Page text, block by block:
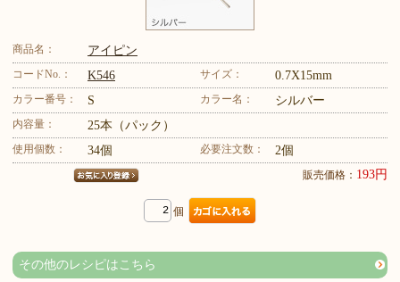
商品名： アイピン
コードNo.： K546 サイズ： 0.7X15mm
カラー番号： S カラー名： シルバー
内容量： 25本（パック）
使用個数： 34個 必要注文数： 2個
販売価格： 193円
個
その他のレシピはこちら